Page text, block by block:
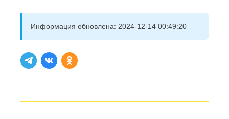
Информация обновлена: 2024-12-14 00:49:20